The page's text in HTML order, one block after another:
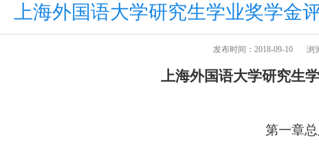
上海外国语大学研究生学业奖学金
发布时间：2018-09-10 浏
上海外国语大学研究生
第一章总